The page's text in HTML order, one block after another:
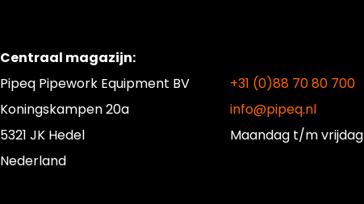
Centraal magazijn:
Pipeq Pipework Equipment BV
Koningskampen 20a
5321 JK Hedel
Nederland
+31 (0)88 70 80 700
info@pipeq.nl
Maandag t/m vrijdag